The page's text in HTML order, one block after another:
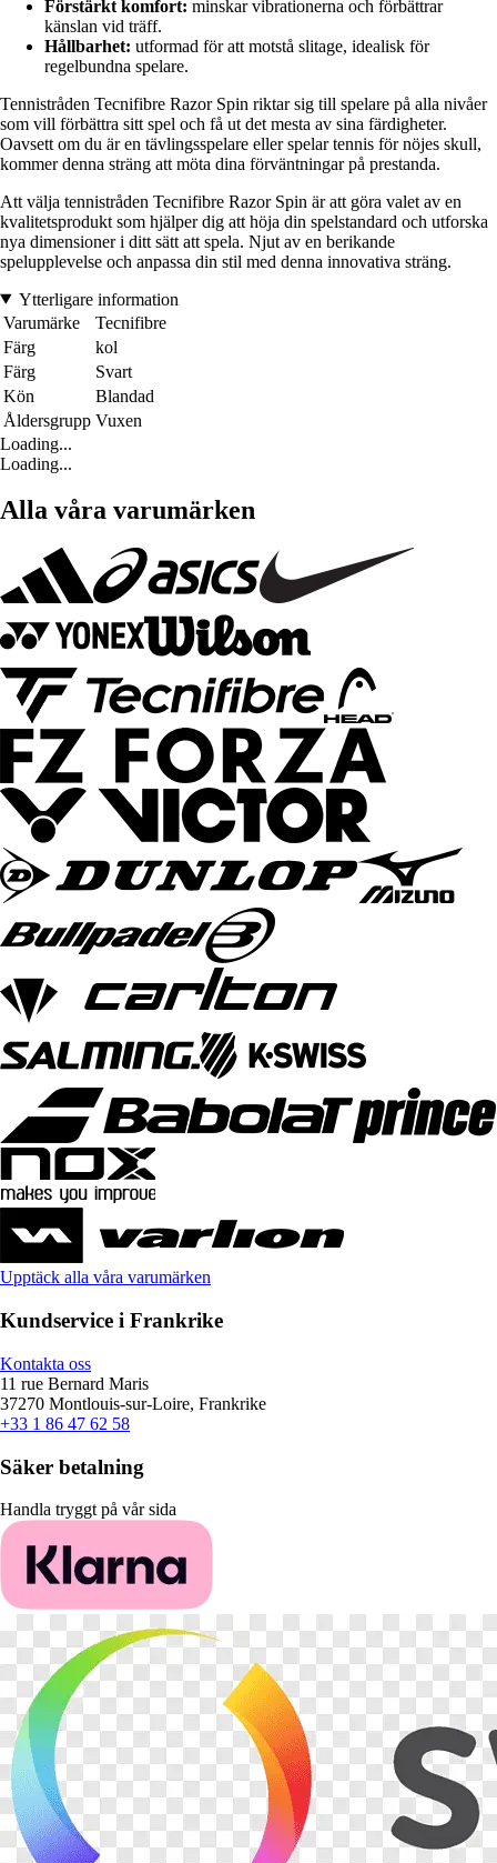
Förstärkt komfort: minskar vibrationerna och förbättrar
känslan vid träff.
Hållbarhet: utformad för att motstå slitage, idealisk för
regelbundna spelare.
Tennistråden Tecnifibre Razor Spin riktar sig till spelare på alla nivåer
som vill förbättra sitt spel och få ut det mesta av sina färdigheter.
Oavsett om du är en tävlingsspelare eller spelar tennis för nöjes skull,
kommer denna sträng att möta dina förväntningar på prestanda.
Att välja tennistråden Tecnifibre Razor Spin är att göra valet av en
kvalitetsprodukt som hjälper dig att höja din spelstandard och utforska
nya dimensioner i ditt sätt att spela. Njut av en berikande
spelupplevelse och anpassa din stil med denna innovativa sträng.
Ytterligare information
Varumärke
Tecnifibre
Färg
kol
Färg
Svart
Kön
Blandad
Åldersgrupp Vuxen
Loading...
Loading...
Alla våra varumärken
Upptäck alla våra varumärken
Kundservice i Frankrike
Kontakta oss
11 rue Bernard Maris
37270 Montlouis-sur-Loire, Frankrike
+33 1 86 47 62 58
Säker betalning
Handla tryggt på vår sida